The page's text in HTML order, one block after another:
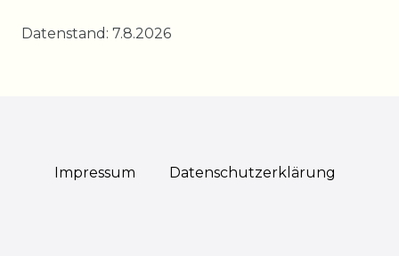
Datenstand: 7.8.2026
Impressum Daten­schutz­erklärung